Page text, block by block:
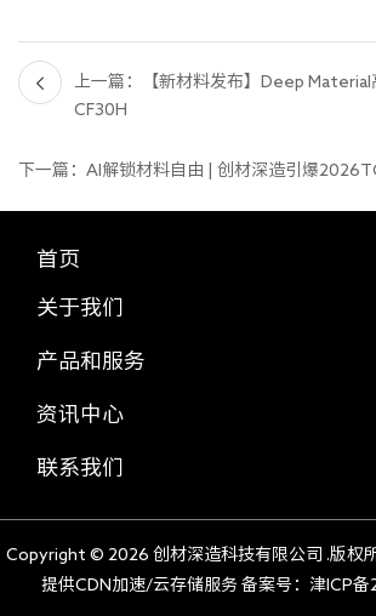
上一篇：【新材料发布】Deep
CF30H
下一篇：AI解锁材料自由 | 创材深造引爆
首页
关于我们
产品和服务
资讯中心
联系我们
Copyright © 2026 创材深造科技有限公司 .版权
提供CDN加速/云存储服务 备案号：
津ICP